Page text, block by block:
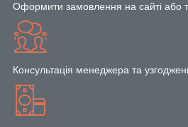
Оформити замовлення на сайті або
Консультація менеджера та